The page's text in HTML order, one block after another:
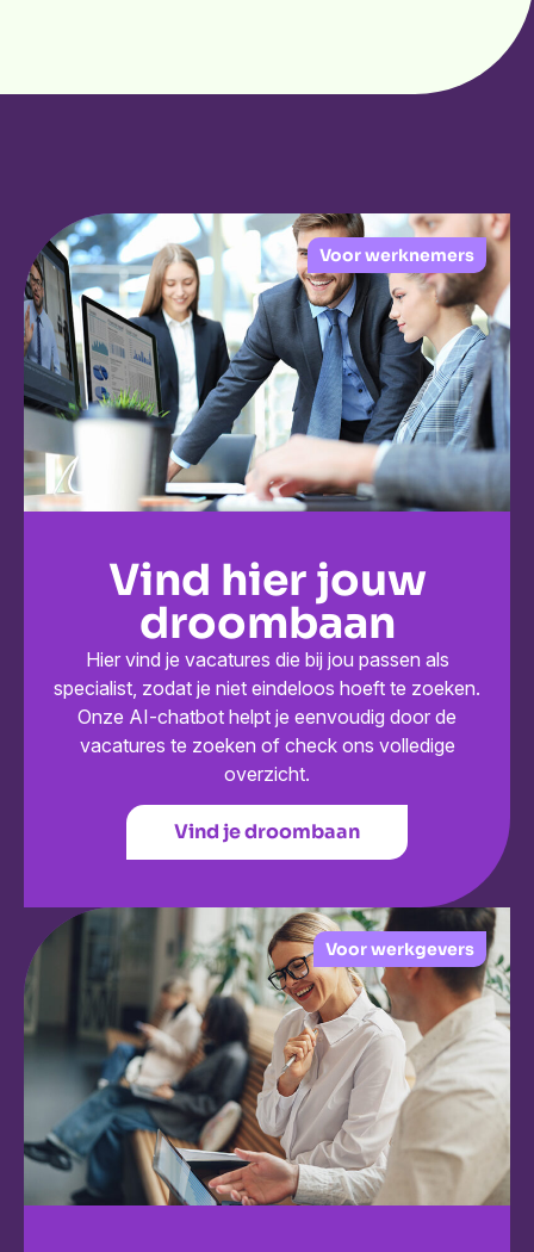
Voor werknemers
Vind hier jouw
droombaan
Hier vind je vacatures die bij jou passen als
specialist, zodat je niet eindeloos hoeft te zoeken.
Onze AI-chatbot helpt je eenvoudig door de
vacatures te zoeken of check ons volledige
overzicht.
Vind je droombaan
Voor werkgevers